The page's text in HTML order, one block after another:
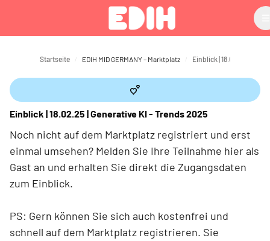
Startseite EDIH MID GERMANY – Marktplatz
Einblick | 18.02.25 | Generative KI - Trends 2025
Noch nicht auf dem Marktplatz registriert und erst
einmal umsehen? Melden Sie Ihre Teilnahme hier als
Gast an und erhalten Sie direkt die Zugangsdaten
zum Einblick.
PS: Gern können Sie sich auch kostenfrei und
schnell auf dem Marktplatz registrieren. Sie